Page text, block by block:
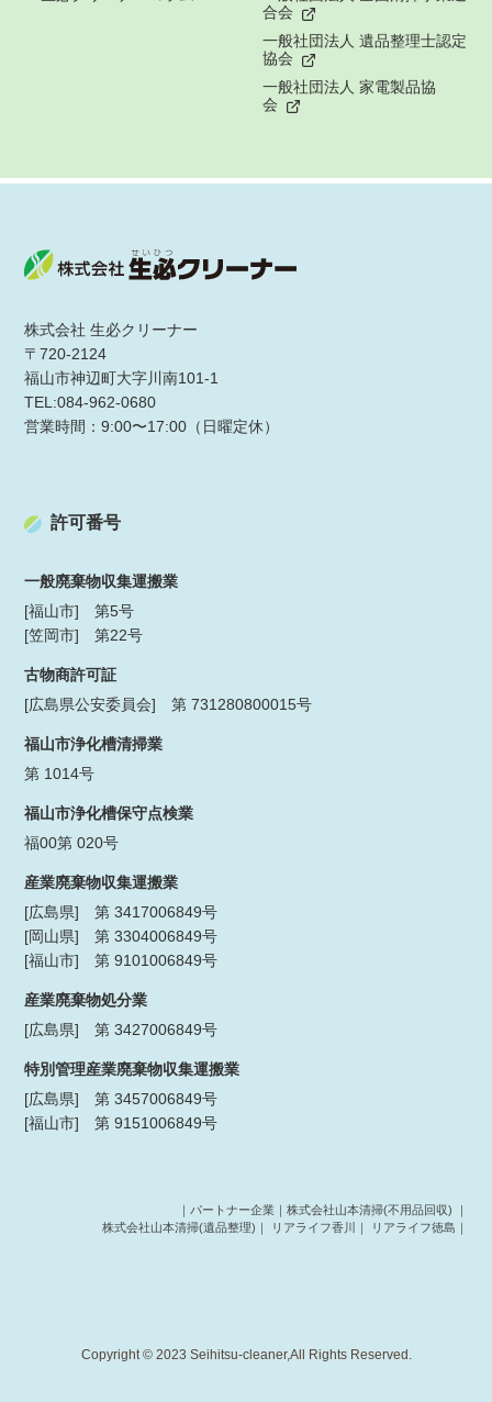
合会
一般社団法人 遺品整理士認定
協会
一般社団法人 家電製品協
会
株式会社 生必クリーナー
〒720-2124
福山市神辺町大字川南101-1
TEL:084-962-0680
営業時間：9:00〜17:00（日曜定休）
許可番号
一般廃棄物収集運搬業
[福山市] 第5号
[笠岡市] 第22号
古物商許可証
[広島県公安委員会] 第 731280800015号
福山市浄化槽清掃業
第 1014号
福山市浄化槽保守点検業
福00第 020号
産業廃棄物収集運搬業
[広島県] 第 3417006849号
[岡山県] 第 3304006849号
[福山市] 第 9101006849号
産業廃棄物処分業
[広島県] 第 3427006849号
特別管理産業廃棄物収集運搬業
[広島県] 第 3457006849号
[福山市] 第 9151006849号
｜パートナー企業｜ 株式会社山本清掃(不用品回収) ｜
株式会社山本清掃(遺品整理) ｜ リアライフ香川 ｜ リアライフ徳島 ｜
Copyright © 2023 Seihitsu-cleaner,All Rights Reserved.